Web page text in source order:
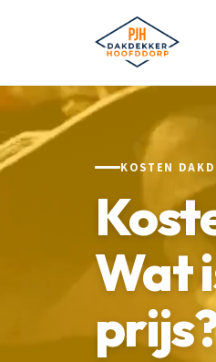
KOSTEN
Wat